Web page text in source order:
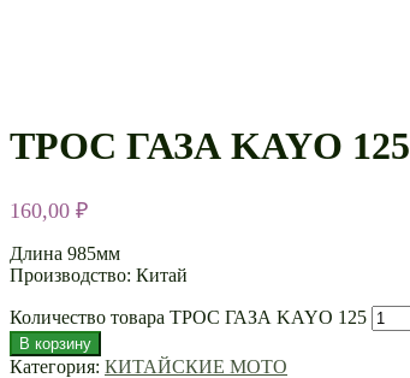
ТРОС ГАЗА KAYO 125
160,00 ₽
Длина 985мм
Производство: Китай
Количество товара ТРОС ГАЗА KAYO 125
В корзину
Категория: КИТАЙСКИЕ МОТО